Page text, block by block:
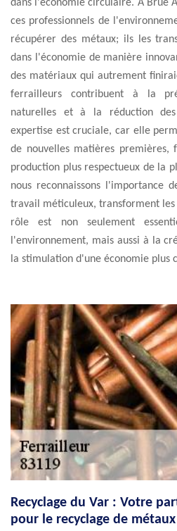
dans l'économie circulaire. À Brue
ces professionnels de
récupérer des métaux; ils les
dans l'économie de manière
des matériaux qui autrement
ferrailleurs contribuent à la
naturelles et à la réduction
expertise est cruciale, car elle
de nouvelles matières premières,
production plus respectueux de la
nous reconnaissons l'importance
travail méticuleux, transforment les
rôle est non seulement
l'environnement, mais aussi à la
la stimulation d'une économie plus
Recyclage du Var : Votre
pour le recyclage de